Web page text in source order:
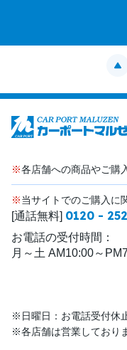
※各店舗への商品やご購
※当サイトでのご購入に
[通話無料] 0120 -
お電話の受付時間：
月～土 AM10:00～
※日曜日：お電話受付休
※各店舗は営業しており